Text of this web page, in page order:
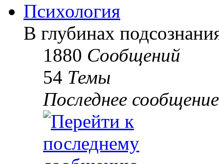
Психология
В глубинах
1880 Сообщений
54 Темы
Последнее сообщение